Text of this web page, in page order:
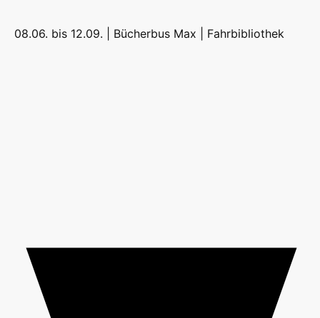
08.06. bis 12.09. | Bücherbus Max | Fahrbibliothek